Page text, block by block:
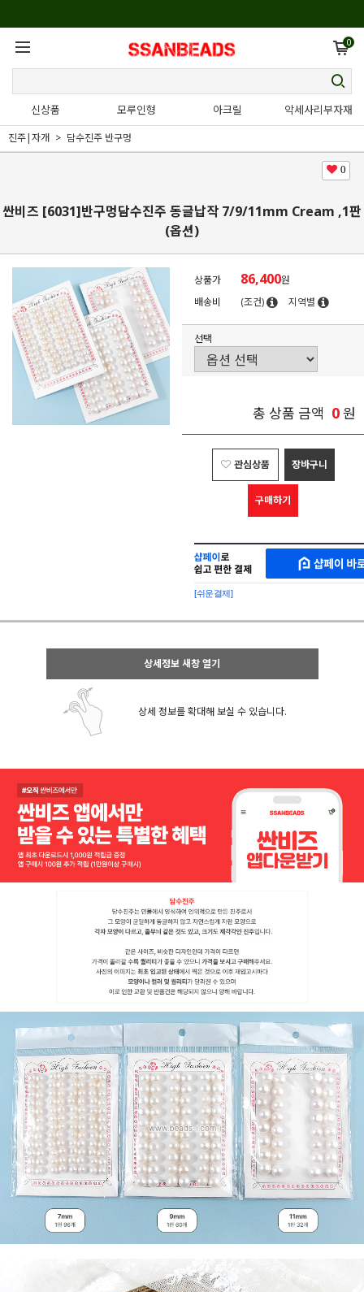
0
신상품 모루인형 아크릴 악세사리부자재
진주|자개 담수진주 반구멍
0
싼비즈 [6031]반구멍담수진주 동글납작 7/9/11mm Cream ,1판
(옵션)
상품가 86,400원
배송비
(조건) 지역별
선택
총 상품 금액 0원
관심상품 장바구니
구매하기
MAKESHOP
SHOPPAY
로
간
구
샵
페
페
이
구
[쉬운결제]
상세정보 새창 열기
상세 정보를 확대해 보실 수 있습니다.